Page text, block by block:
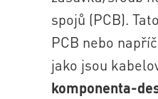
spojů (PCB).
PCB nebo
jako jsou
komponenta-